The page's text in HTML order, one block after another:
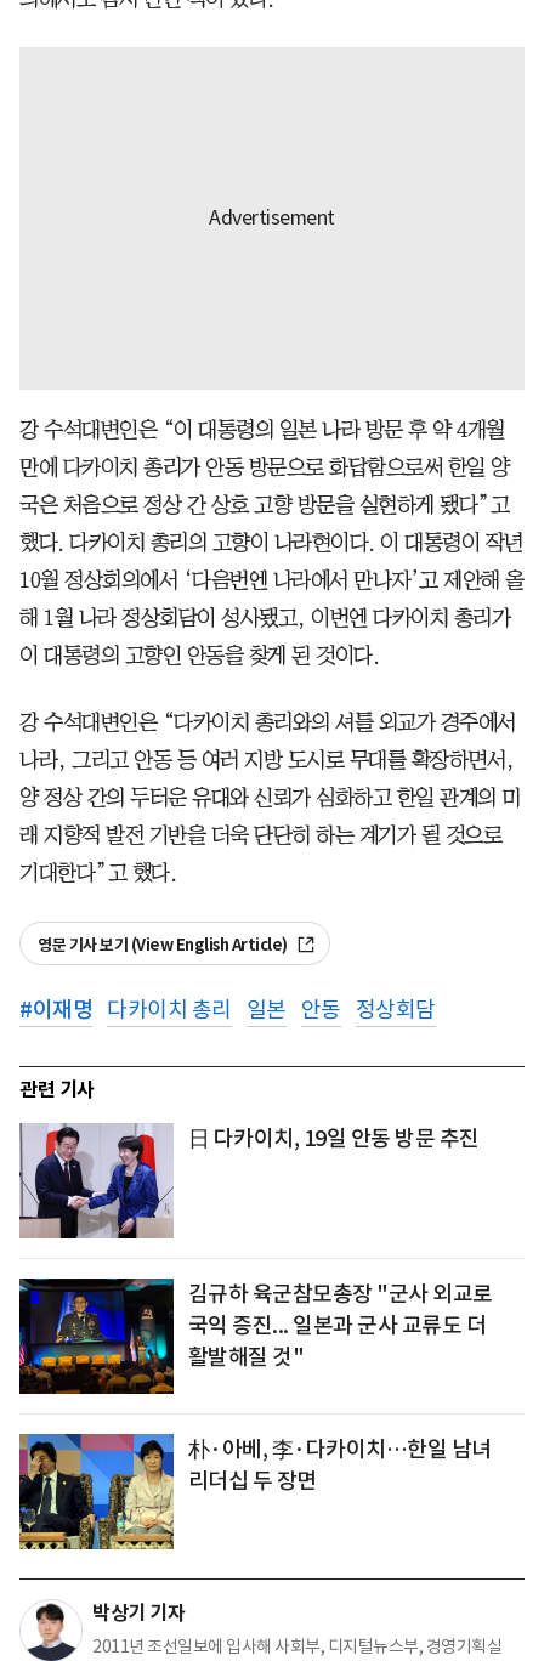
강 수석대변인은 “이 대통령의 일본 나라 방문 후 약 4개월
만에 다카이치 총리가 안동 방문으로 화답함으로써 한일 양
국은 처음으로 정상 간 상호 고향 방문을 실현하게 됐다”고
했다. 다카이치 총리의 고향이 나라현이다. 이 대통령이 작년
10월 정상회의에서 ‘다음번엔 나라에서 만나자’고 제안해 올
해 1월 나라 정상회담이 성사됐고, 이번엔 다카이치 총리가
이 대통령의 고향인 안동을 찾게 된 것이다.
강 수석대변인은 “다카이치 총리와의 셔틀 외교가 경주에서
나라, 그리고 안동 등 여러 지방 도시로 무대를 확장하면서,
양 정상 간의 두터운 유대와 신뢰가 심화하고 한일 관계의 미
래 지향적 발전 기반을 더욱 단단히 하는 계기가 될 것으로
기대한다”고 했다.
영문 기사 보기 (View English Article)
#이재명 다카이치 총리 일본 안동 정상회담
관련 기사
日 다카이치, 19일 안동 방문 추진
김규하 육군참모총장 "군사 외교로
국익 증진... 일본과 군사 교류도 더
활발해질 것"
朴·아베, 李·다카이치…한일 남녀
리더십 두 장면
박상기 기자
2011년 조선일보에 입사해 사회부, 디지털뉴스부, 경영기획실